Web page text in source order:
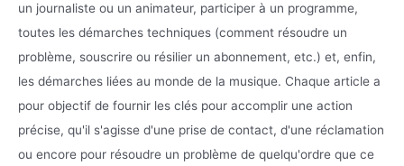
un journaliste ou un animateur, participer à un programme,
toutes les démarches techniques (comment résoudre un
problème, souscrire ou résilier un abonnement, etc.) et, enfin,
les démarches liées au monde de la musique. Chaque article a
pour objectif de fournir les clés pour accomplir une action
précise, qu'il s'agisse d'une prise de contact, d'une réclamation
ou encore pour résoudre un problème de quelqu'ordre que ce